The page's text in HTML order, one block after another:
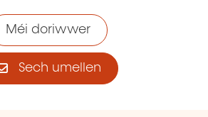
Méi doriwwer
Sech umellen